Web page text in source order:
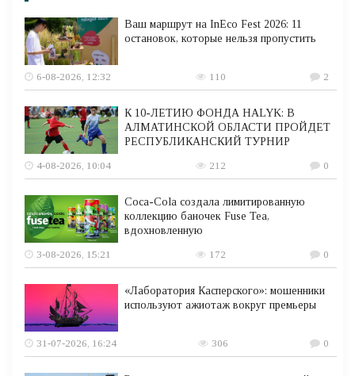
Ваш маршрут на InEco Fest 2026: 11
остановок, которые нельзя пропустить
6-08-2026, 12:32 110 2
К 10-ЛЕТИЮ ФОНДА HALYK: В
АЛМАТИНСКОЙ ОБЛАСТИ ПРОЙДЕТ
РЕСПУБЛИКАНСКИЙ ТУРНИР
4-08-2026, 10:04
212 0
Coca-Cola создала лимитированную
коллекцию баночек Fuse Tea,
вдохновленную
3-08-2026, 15:21
172 0
«Лаборатория Касперского»: мошенники
используют ажиотаж вокруг премьеры
31-07-2026, 16:24 306 0